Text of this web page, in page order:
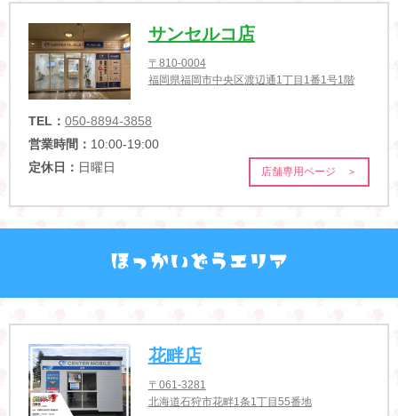
サンセルコ店
〒810-0004
福岡県福岡市中央区渡辺通1丁目1番1号1階
TEL： 050-8894-3858
営業時間： 10:00-19:00
定休日： 日曜日 店舗専用ページ ＞
花畔店
〒061-3281
北海道石狩市花畔1条1丁目55番地